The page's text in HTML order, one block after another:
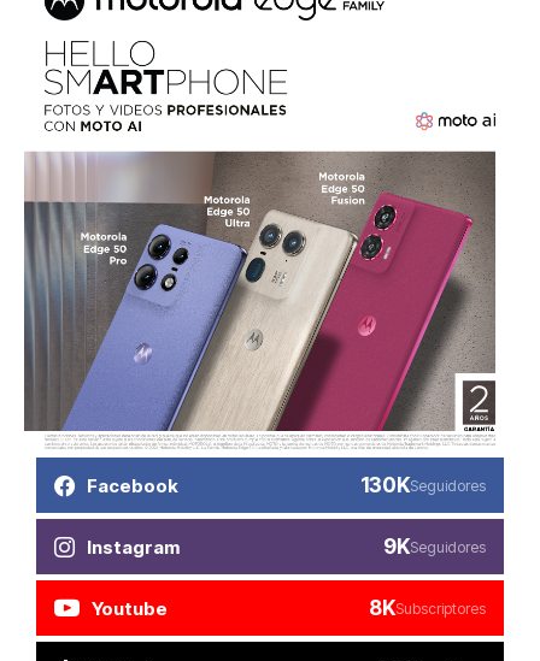
Facebook 130KSeguidores
Instagram 9KSeguidores
Youtube 8KSubscriptores